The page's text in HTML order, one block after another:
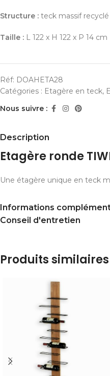
Structure : teck massif recyclé
Taille : L 122 x H 122 x P 14 cm
Réf: DOAHETA28
Catégories : Etagère en teck,
Nous suivre :
Description
Etagère ronde
Une étagère unique en teck
Informations
Conseil d'entretien
Produits similaires